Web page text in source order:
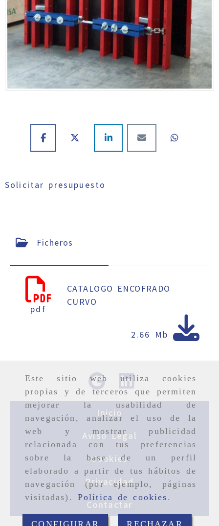
Este sitio web utiliza cookies
propias y de terceros que permiten
mejorar la usabilidad de
navegación, analizar el uso de la
web y mostrar publicidad
relacionada con tus preferencias
sobre la base de un perfil
elaborado a partir de tus hábitos de
navegación (por ejemplo, páginas
visitadas). Política de cookies .
Solicitar presupuesto
Ficheros
pdf
CATALOGO ENCOFRADO
CURVO
2.66 Mb
Inicio
Aviso Legal
Cookies
Privacidad
Contactar